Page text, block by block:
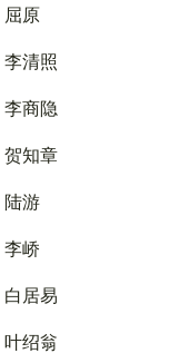
屈原
李清照
李商隐
贺知章
陆游
李峤
白居易
叶绍翁